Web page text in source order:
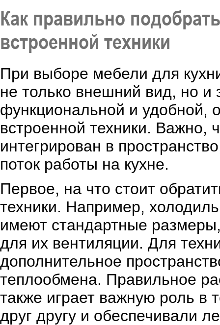
Как правильно
встроенной техники
При выборе мебели для
не только внешний вид, но
функциональной и удобной,
встроенной техники.
интегрирован в
поток работы на кухне.
Первое, на что стоит
техники. Например,
имеют стандартные
для их вентиляции. Для
дополнительное
теплообмена. Правильное
также играет важную роль
друг другу и обеспечивали